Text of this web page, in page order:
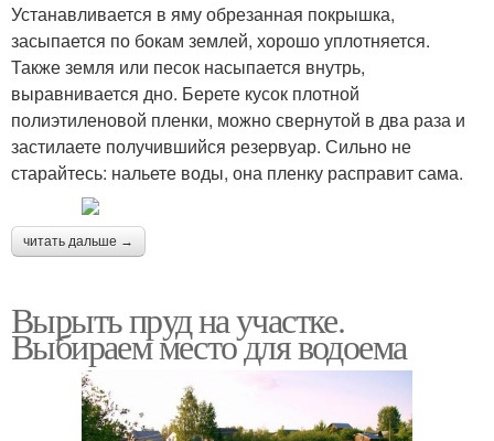
Устанавливается в яму обрезанная покрышка,
засыпается по бокам землей, хорошо уплотняется.
Также земля или песок насыпается внутрь,
выравнивается дно. Берете кусок плотной
полиэтиленовой пленки, можно свернутой в два раза и
застилаете получившийся резервуар. Сильно не
старайтесь: нальете воды, она пленку расправит сама.
читать дальше →
Вырыть пруд на участке.
Выбираем место для водоема